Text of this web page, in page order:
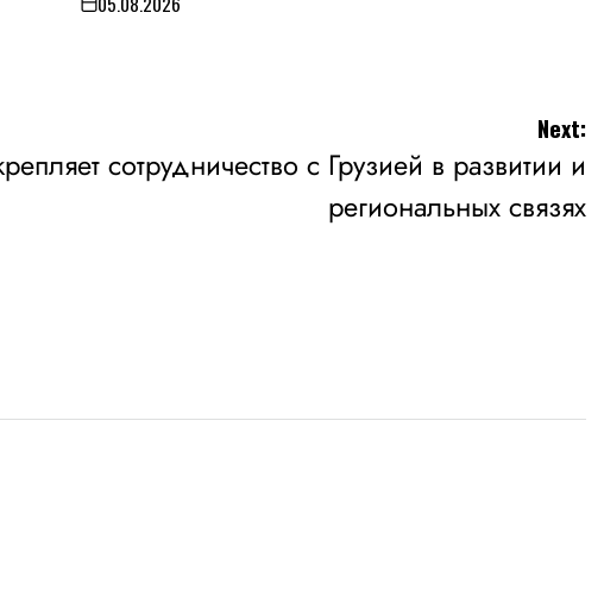
on
Next:
сотрудничество с Грузией в развитии и
региональных связях